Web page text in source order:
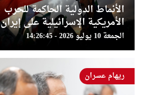
الأنماط الدولية الحاكمة للحرب
الأمريكية الإسرائيلية على إيران
الجمعة 10 يوليو 2026 - 14:26:45
ريهام عسران